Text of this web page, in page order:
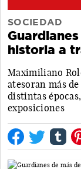
SOCIEDAD
historia a
Maximiliano
atesoran más
distintas
exposiciones